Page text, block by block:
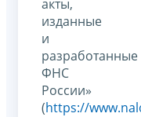
акты,
изданные
и
разработанные
ФНС
России»
(https://